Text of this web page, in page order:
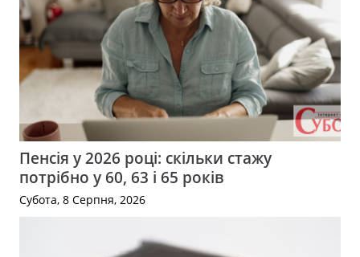
Пенсія у 2026 році: скільки стажу
потрібно у 60, 63 і 65 років
Субота, 8 Серпня, 2026